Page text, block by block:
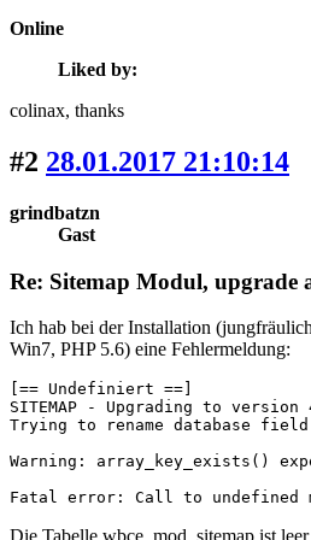
Online
Liked by:
colinax, thanks
#2 28.01.2017 21:10:14
grindbatzn
Gast
Re: Sitemap Modul, upgrade
Ich hab bei der Installation
Win7, PHP 5.6) eine Fehlermeldung:
[== Undefiniert ==]
SITEMAP - Upgrading to version
Trying to rename database
Warning: array_key_exists()
Fatal error: Call to undefined